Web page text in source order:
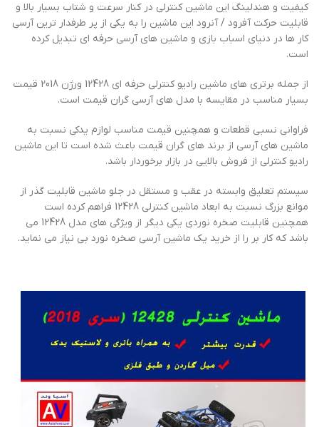
کیفیت و هندلینگ این ماشین کنترلی در کنار سرعت و شتاب بسیار بالا و
قابلیت حرکت آفرود / آنرود این ماشین را به یکی از پر طرفدار ترین آرسی
کار ها در دنیای اسباب بازی و ماشین های آرسی حرفه ای تبدیل کرده
است.
از جمله برتری های ماشین رادیو کنترلی حرفه ای 12428 ورژن 2018 قیمت
بسیار مناسب در مقایسه با مدل های آرسی گران قیمت است.
فراوانی نسبی قطعات و همچنین قیمت مناسب لوازم یدکی نسبت به
ماشین های آرسی از برند های گران قیمت باعث شده است تا این ماشین
رادیو کنترلی از فروش بالایی در بازار برخوردار باشد.
سیستم تعلیق وابسته در عقب و مستقل در جلو ماشین قابلیت گذر از
موانع بزرگ نسبت به ابعاد ماشین کنترلی 12428 فراهم کرده است
همچنین قابلیت صخره نوردی یکی دیگر از ویژگی های مدل 12428 می
باشد که کار بر را از خرید یک ماشین آرسی صخره نورد بی نیاز می نماید.